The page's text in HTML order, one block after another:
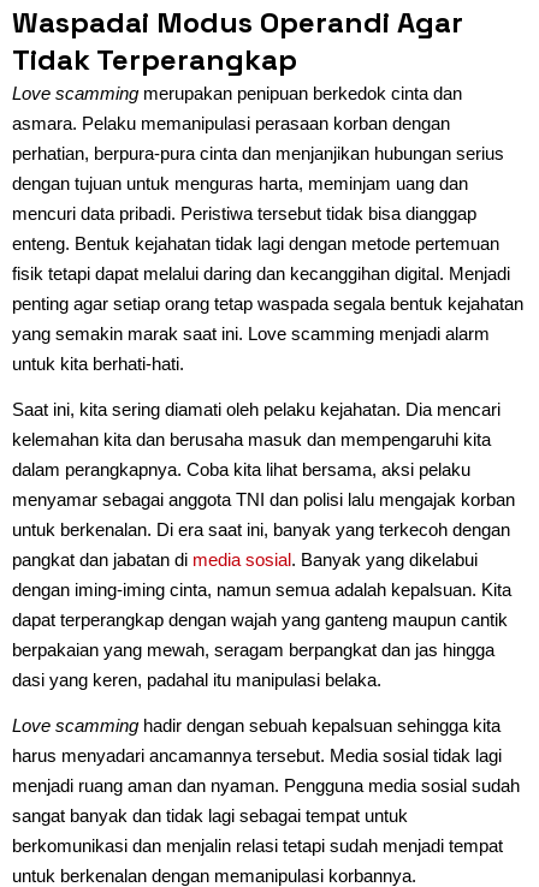
Waspadai Modus Operandi Agar
Tidak Terperangkap
Love scamming merupakan penipuan berkedok cinta dan
asmara. Pelaku memanipulasi perasaan korban dengan
perhatian, berpura-pura cinta dan menjanjikan hubungan serius
dengan tujuan untuk menguras harta, meminjam uang dan
mencuri data pribadi. Peristiwa tersebut tidak bisa dianggap
enteng. Bentuk kejahatan tidak lagi dengan metode pertemuan
fisik tetapi dapat melalui daring dan kecanggihan digital. Menjadi
penting agar setiap orang tetap waspada segala bentuk kejahatan
yang semakin marak saat ini. Love scamming menjadi alarm
untuk kita berhati-hati.
Saat ini, kita sering diamati oleh pelaku kejahatan. Dia mencari
kelemahan kita dan berusaha masuk dan mempengaruhi kita
dalam perangkapnya. Coba kita lihat bersama, aksi pelaku
menyamar sebagai anggota TNI dan polisi lalu mengajak korban
untuk berkenalan. Di era saat ini, banyak yang terkecoh dengan
pangkat dan jabatan di media sosial. Banyak yang dikelabui
dengan iming-iming cinta, namun semua adalah kepalsuan. Kita
dapat terperangkap dengan wajah yang ganteng maupun cantik
berpakaian yang mewah, seragam berpangkat dan jas hingga
dasi yang keren, padahal itu manipulasi belaka.
Love scamming hadir dengan sebuah kepalsuan sehingga kita
harus menyadari ancamannya tersebut. Media sosial tidak lagi
menjadi ruang aman dan nyaman. Pengguna media sosial sudah
sangat banyak dan tidak lagi sebagai tempat untuk
berkomunikasi dan menjalin relasi tetapi sudah menjadi tempat
untuk berkenalan dengan memanipulasi korbannya.